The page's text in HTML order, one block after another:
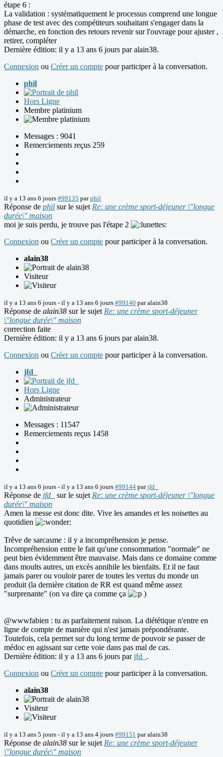
étape 6 :
La validation : systématiquement le processus comprend une longue
phase de test avec des compétiteurs souhaitant s'engager dans la
démarche, en fonction des retours revenir sur l'ouvrage pour ajuster ,
retirer, compléter
Dernière édition: il y a 13 ans 6 jours paralain38.
Connexion ou Créer un compte pour participer à la conversation.
phil
Hors Ligne
Membre platinium
Messages : 9041
Remerciements reçus 259
il y a 13 ans 6 jours #99135 parphil
Réponse de phil sur le sujet Re: une crème sport-déjeuner \"longue
durée\" maison
moi je suis perdu, je trouve pas l'étape 2
Connexion ou Créer un compte pour participer à la conversation.
alain38
Visiteur
il y a 13 ans 6 jours - il y a 13 ans 6 jours #99140 paralain38
Réponse de alain38 sur le sujet Re: une crème sport-déjeuner
\"longue durée\" maison
correction faite
Dernière édition: il y a 13 ans 6 jours paralain38.
Connexion ou Créer un compte pour participer à la conversation.
jfd_
Hors Ligne
Administrateur
Messages : 11547
Remerciements reçus 1458
il y a 13 ans 6 jours - il y a 13 ans 6 jours #99144 parjfd_
Réponse de jfd_ sur le sujet Re: une crème sport-déjeuner \"longue
durée\" maison
Amen la messe est donc dite. Vive les amandes et les noisettes au
quotidien
Trêve de sarcasme : il y a incompréhension je pense.
Incompréhension entre le fait qu'une consommation "normale" ne
peut bien évidemment être mauvaise. Mais dans ce domaine comme
dans moults autres, un excès annihile les bienfaits. Et il ne faut
jamais parer ou vouloir parer de toutes les vertus du monde un
produit (la dernière citation de RR est quand même assez
"surprenante" (on va dire ça comme ça
)
@wwwfabien : tu as parfaitement raison. La diététique n'entre en
ligne de compte de manière qui n'est jamais prépondérante.
Toutefois, cela permet sur du long terme de pouvoir se passer de
médoc en agissant sur cette voie dans pas mal de cas.
Dernière édition: il y a 13 ans 6 jours parjfd_ .
Connexion ou Créer un compte pour participer à la conversation.
alain38
Visiteur
il y a 13 ans 5 jours - il y a 13 ans 4 jours #99151 paralain38
Réponse de alain38 sur le sujet Re: une crème sport-déjeuner
\"longue durée\" maison